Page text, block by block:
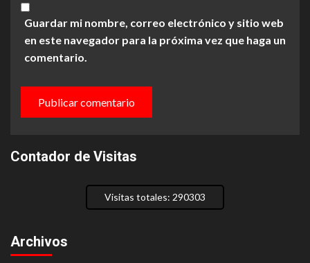
Guardar mi nombre, correo electrónico y sitio web
en este navegador para la próxima vez que haga un
comentario.
Contador de Visitas
Visitas totales: 290303
Archivos